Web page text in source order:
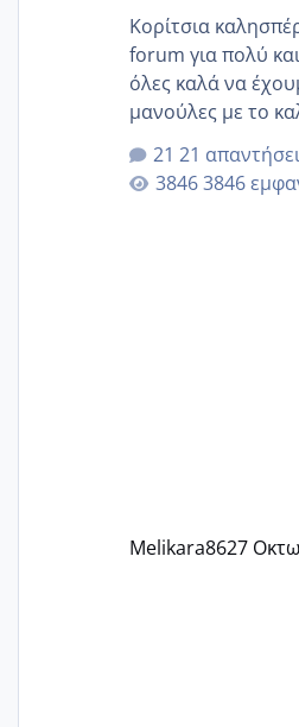
Κορίτσια
forum για πολύ
όλες καλά να
μανούλες με το
αυτές που ήδη
γερα μωράκια
🙏🏼🙏🏼 Ας πάμε λοιπόν στο θέμα μου.
21
3846
Melikara8627